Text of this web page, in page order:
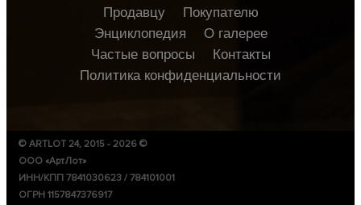
Продавцу
Покупателю
Энциклопедия
О галерее
Частые вопросы
Контакты
Политика конфиденциальности
© ARTLOT 24, 2015 - 2026 ©
ООО «АртЛот»
ИНН/КПП 7841030623 / 784101001
ОГРН 1157847376917